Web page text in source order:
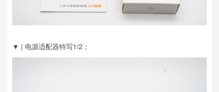
▼ | 电源适配器特写1/2；